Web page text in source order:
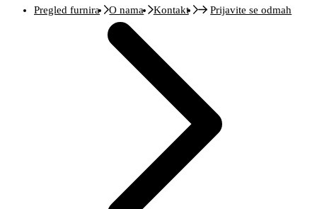
Pregled furnira O nama Kontakt Prijavite se odmah